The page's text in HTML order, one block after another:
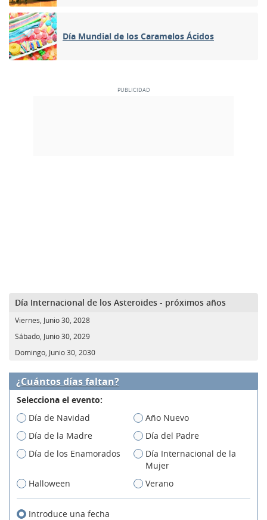
Día Mundial de los Caramelos Ácidos
Día Internacional de los Asteroides - próximos años
Viernes, Junio 30, 2028
Sábado, Junio 30, 2029
Domingo, Junio 30, 2030
¿Cuántos días faltan?
Selecciona el evento:
Día de Navidad
Año Nuevo
Día de la Madre
Día del Padre
Día de los Enamorados
Día Internacional de la
Mujer
Halloween
Verano
Introduce una fecha